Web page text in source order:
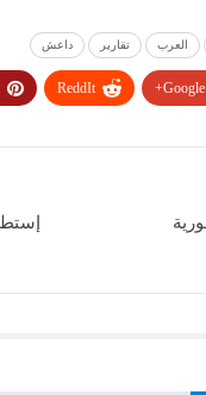
العرب تقارير داعش
Google+
ReddIt